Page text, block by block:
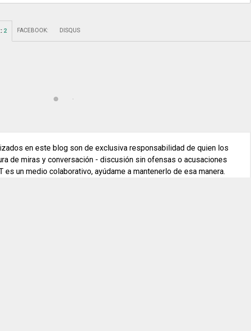
: 2 FACEBOOK: DISQUS
en este blog son de exclusiva responsabilidad de quien los
de miras y conversación - discusión sin ofensas o acusaciones
es un medio colaborativo, ayúdame a mantenerlo de esa manera.